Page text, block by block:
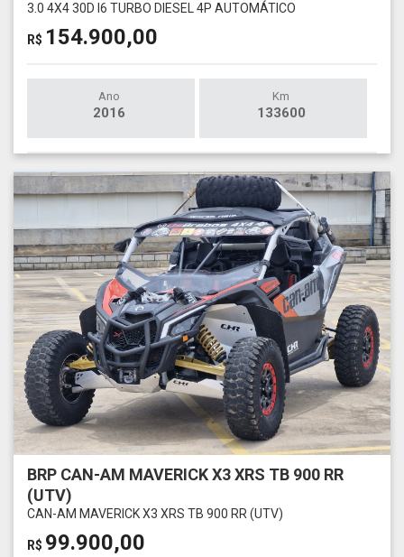
3.0 4X4 30D I6 TURBO DIESEL 4P AUTOMÁTICO
R$ 154.900,00
Ano
2016
Km
133600
BRP CAN-AM MAVERICK X3 XRS TB 900 RR
(UTV)
CAN-AM MAVERICK X3 XRS TB 900 RR (UTV)
R$ 99.900,00